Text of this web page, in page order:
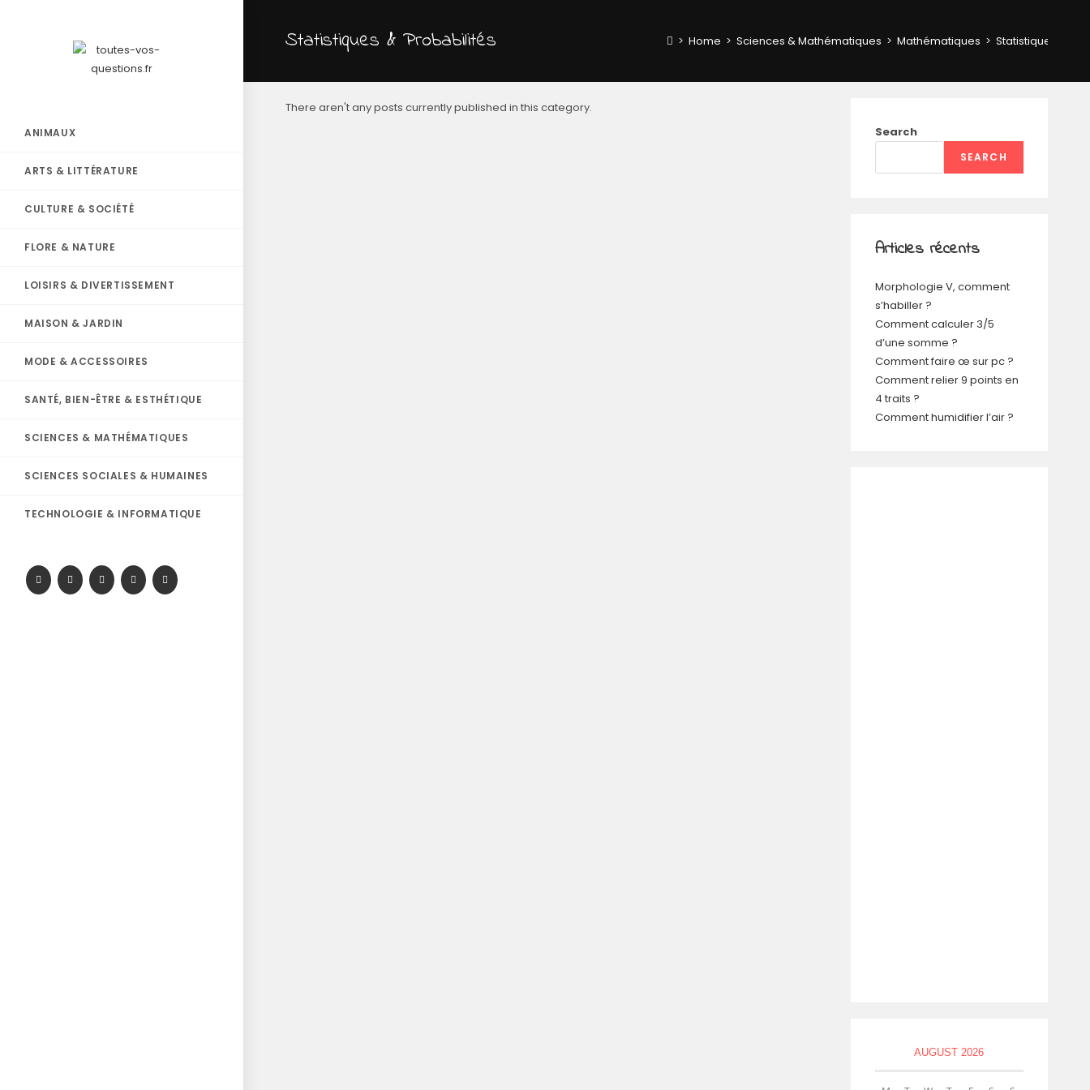
ANIMAUX
ARTS & LITTÉRATURE
CULTURE & SOCIÉTÉ
FLORE & NATURE
LOISIRS & DIVERTISSEMENT
MAISON & JARDIN
MODE & ACCESSOIRES
SANTÉ, BIEN-ÊTRE & ESTHÉTIQUE
SCIENCES & MATHÉMATIQUES
SCIENCES SOCIALES & HUMAINES
TECHNOLOGIE & INFORMATIQUE
Statistiques & Probabilités > Home > Sciences & Mathématiques > Mathématiques > Statistiques &
There aren't any posts currently published in this category.
Search
SEARCH
Articles récents
Morphologie V, comment
s’habiller ?
Comment calculer 3/5
d’une somme ?
Comment faire œ sur pc ?
Comment relier 9 points en
4 traits ?
Comment humidifier l’air ?
AUGUST 2026